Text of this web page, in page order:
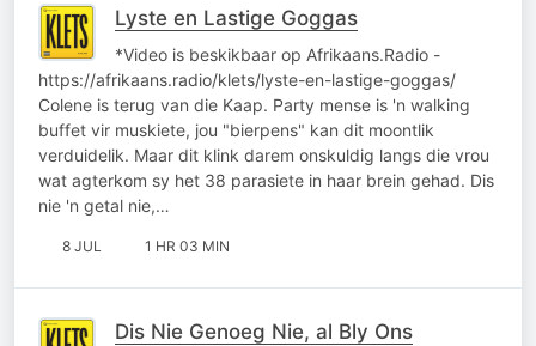
Lyste en Lastige Goggas
*Video is beskikbaar op Afrikaans.Radio -
https://afrikaans.radio/klets/lyste-en-lastige-goggas/
Colene is terug van die Kaap. Party mense is 'n walking
buffet vir muskiete, jou "bierpens" kan dit moontlik
verduidelik. Maar dit klink darem onskuldig langs die vrou
wat agterkom sy het 38 parasiete in haar brein gehad. Dis
nie 'n getal nie,…
8 JUL 1 HR 03 MIN
Dis Nie Genoeg Nie, al Bly Ons